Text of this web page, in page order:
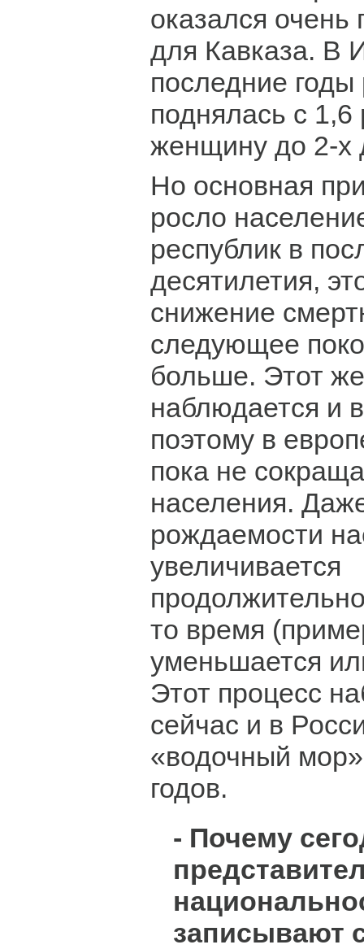
оказался очень
для Кавказа. В
последние
поднялась с 1,6
женщину до 2-х
Но основная
росло
республик в
десятилетия,
снижение
следующее
больше. Этот
наблюдается и
поэтому в
пока не
населения.
рождаемости
увеличивается
то время
уменьшается
Этот процесс
сейчас и в
«водочный
годов.
- Почему
записывают